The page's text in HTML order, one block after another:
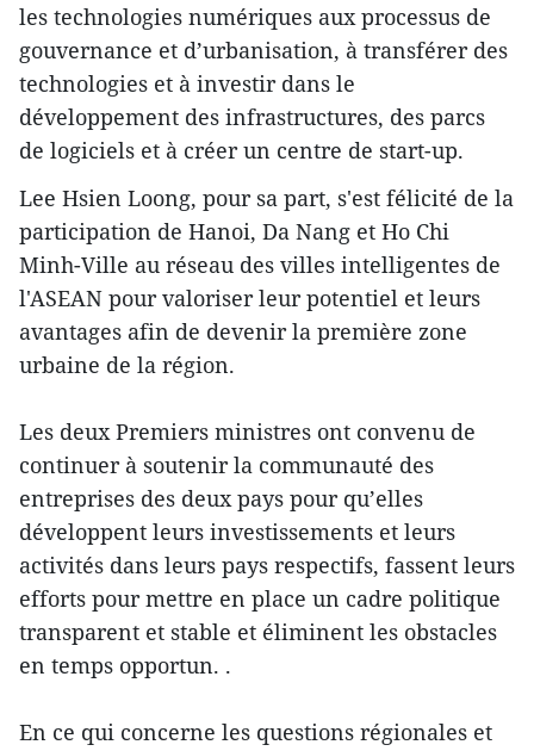
les technologies numériques aux processus de
gouvernance et d’urbanisation, à transférer des
technologies et à investir dans le
développement des infrastructures, des parcs
de logiciels et à créer un centre de start-up.
Lee Hsien Loong, pour sa part, s'est félicité de la
participation de Hanoi, Da Nang et Ho Chi
Minh-Ville au réseau des villes intelligentes de
l'ASEAN pour valoriser leur potentiel et leurs
avantages afin de devenir la première zone
urbaine de la région.
Les deux Premiers ministres ont convenu de
continuer à soutenir la communauté des
entreprises des deux pays pour qu’elles
développent leurs investissements et leurs
activités dans leurs pays respectifs, fassent leurs
efforts pour mettre en place un cadre politique
transparent et stable et éliminent les obstacles
en temps opportun. .
En ce qui concerne les questions régionales et